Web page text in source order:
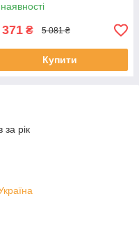
₴ 5 081 ₴
Купити
за рік